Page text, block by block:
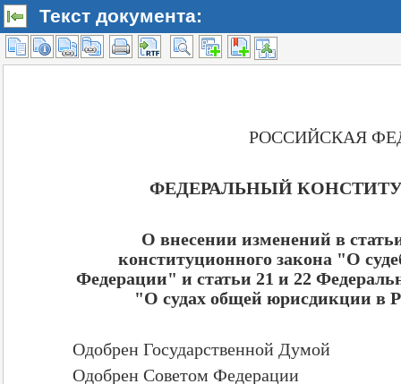
Текст документа: